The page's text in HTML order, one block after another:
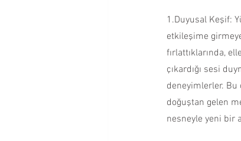
Çocuğumla İletişim
Ergenlik Dönemi
1.Duyusal Keşif:
etkileşime
fırlattıklarında,
çıkardığı sesi
deneyimlerler.
doğuştan gelen
nesneyle yeni bir